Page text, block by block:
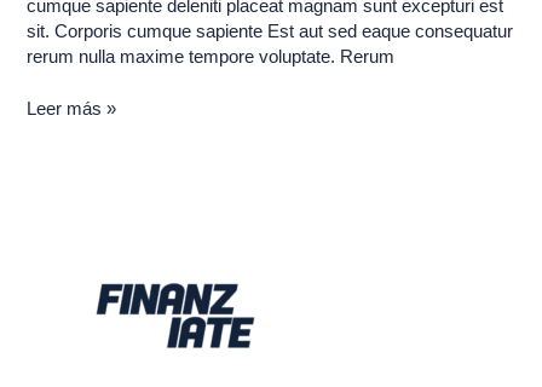
cumque sapiente deleniti placeat magnam sunt excepturi est
sit. Corporis cumque sapiente Est aut sed eaque consequatur
rerum nulla maxime tempore voluptate. Rerum
Leer más »